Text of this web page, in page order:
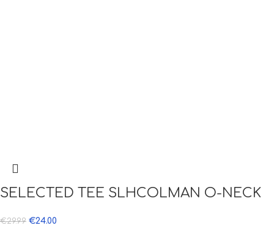
SELECTED TEE SLHCOLMAN O-NECK
€29.99 €24.00